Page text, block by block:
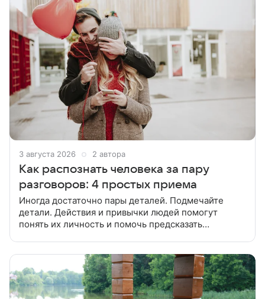
3 августа 2026 2 автора
Как распознать человека за пару
разговоров: 4 простых приема
Иногда достаточно пары деталей. Подмечайте
детали. Действия и привычки людей помогут
понять их личность и помочь предсказать